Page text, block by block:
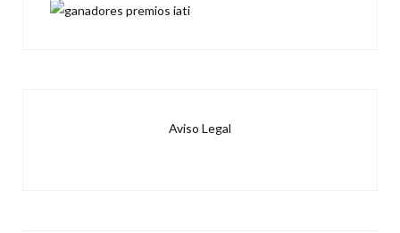
Aviso Legal